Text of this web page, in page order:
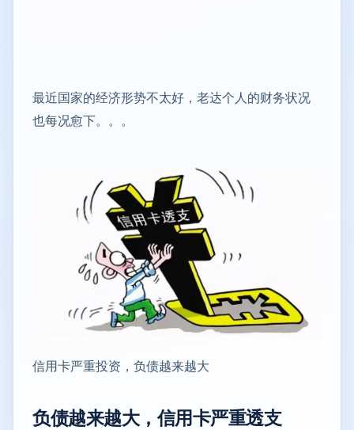
最近国家的经济形势不太好，老达个人的财务状况
也每况愈下。。。
信用卡严重投资，负债越来越大
负债越来越大，信用卡严重透支